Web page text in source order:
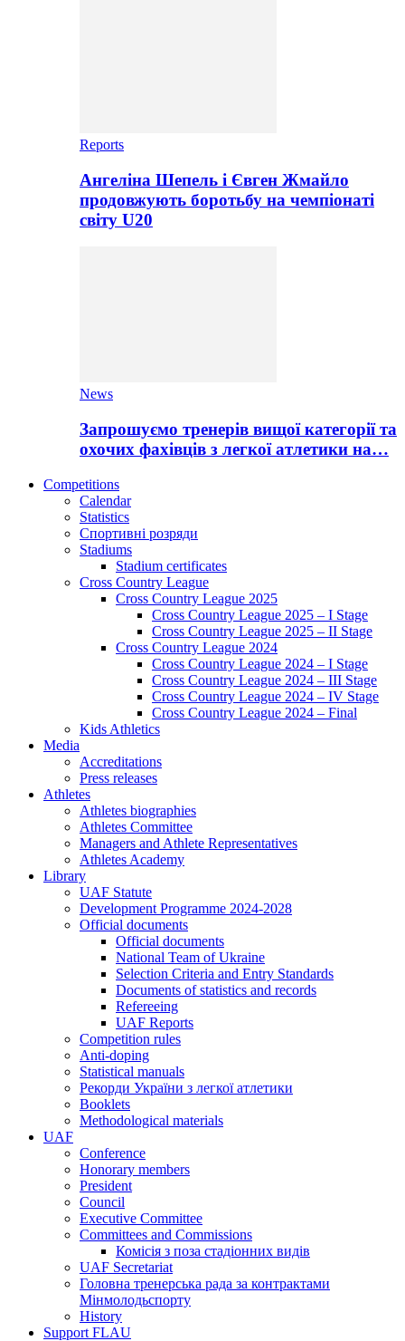
Reports
Ангеліна Шепель і Євген Жмайло
продовжують боротьбу на чемпіонаті
світу U20
News
Запрошуємо тренерів вищої категорії та
охочих фахівців з легкої атлетики на…
Competitions
Calendar
Statistics
Спортивні розряди
Stadiums
Stadium certificates
Cross Country League
Cross Country League 2025
Cross Country League 2025 – I Stage
Cross Country League 2025 – II Stage
Cross Country League 2024
Cross Country League 2024 – I Stage
Cross Country League 2024 – III Stage
Cross Country League 2024 – IV Stage
Cross Country League 2024 – Final
Kids Athletics
Media
Accreditations
Press releases
Athletes
Athletes biographies
Athletes Committee
Managers and Athlete Representatives
Athletes Academy
Library
UAF Statute
Development Programme 2024-2028
Official documents
Official documents
National Team of Ukraine
Selection Criteria and Entry Standards
Documents of statistics and records
Refereeing
UAF Reports
Competition rules
Anti-doping
Statistical manuals
Рекорди України з легкої атлетики
Booklets
Methodological materials
UAF
Conference
Honorary members
President
Council
Executive Committee
Committees and Commissions
Комісія з поза стадіонних видів
UAF Secretariat
Головна тренерська рада за контрактами
Мінмолодьспорту
History
Support FLAU